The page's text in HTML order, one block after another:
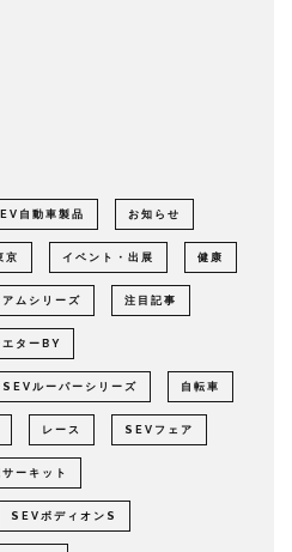
自動車製品 お知らせ
京 イベント・出展 健康
ムシリーズ 注目記事
ターBY
SEVルーパーシリーズ 自転車
レース SEVフェア
ーキット
SEVボディオンS